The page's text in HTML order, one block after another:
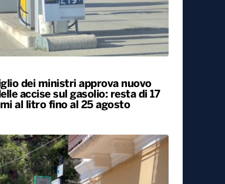
dei ministri approva nuovo
accise sul gasolio: resta di 17
al litro fino al 25 agosto